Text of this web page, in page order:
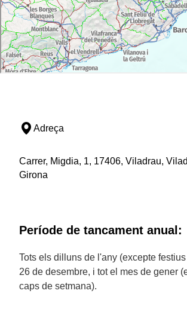
Adreça
Carrer, Migdia, 1, 17406, Viladrau,
Girona
Període de tancament anual:
Tots els dilluns de l'any (excepte
26 de desembre, i tot el mes de gener
caps de setmana).